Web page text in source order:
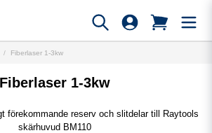
Fiberlaser 1-3kw
Fiberlaser 1-3kw
förekommande reserv och slitdelar till Raytools
skärhuvud BM110